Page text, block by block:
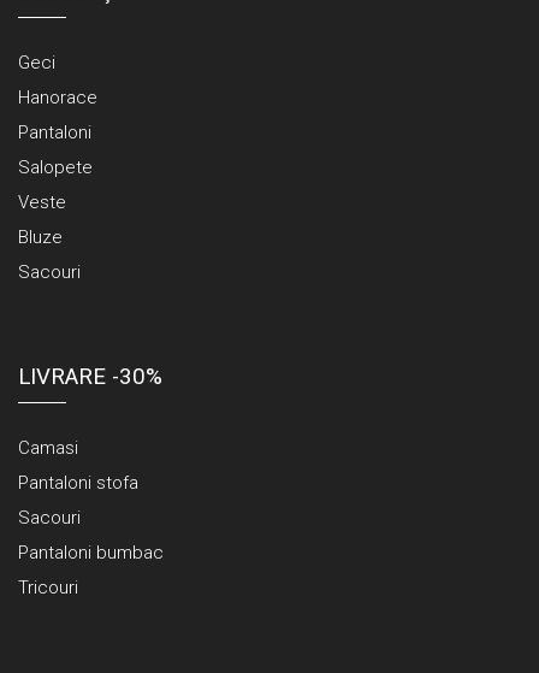
Geci
Hanorace
Pantaloni
Salopete
Veste
Bluze
Sacouri
LIVRARE -30%
Camasi
Pantaloni stofa
Sacouri
Pantaloni bumbac
Tricouri